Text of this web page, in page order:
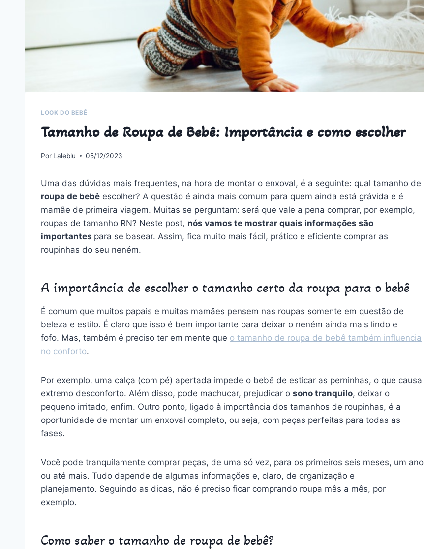
LOOK DO BEBÊ
Tamanho de Roupa de Bebê: Importância e como escolher
Por Laleblu 05/12/2023
Uma das dúvidas mais frequentes, na hora de montar o enxoval, é a seguinte: qual tamanho de
roupa de bebê escolher? A questão é ainda mais comum para quem ainda está grávida e é
mamãe de primeira viagem. Muitas se perguntam: será que vale a pena comprar, por exemplo,
roupas de tamanho RN? Neste post, nós vamos te mostrar quais informações são
importantes para se basear. Assim, fica muito mais fácil, prático e eficiente comprar as
roupinhas do seu neném.
A importância de escolher o tamanho certo da roupa para o bebê
É comum que muitos papais e muitas mamães pensem nas roupas somente em questão de
beleza e estilo. É claro que isso é bem importante para deixar o neném ainda mais lindo e
fofo. Mas, também é preciso ter em mente que o tamanho de roupa de bebê também influencia
no conforto.
Por exemplo, uma calça (com pé) apertada impede o bebê de esticar as perninhas, o que causa
extremo desconforto. Além disso, pode machucar, prejudicar o sono tranquilo, deixar o
pequeno irritado, enfim. Outro ponto, ligado à importância dos tamanhos de roupinhas, é a
oportunidade de montar um enxoval completo, ou seja, com peças perfeitas para todas as
fases.
Você pode tranquilamente comprar peças, de uma só vez, para os primeiros seis meses, um ano
ou até mais. Tudo depende de algumas informações e, claro, de organização e
planejamento. Seguindo as dicas, não é preciso ficar comprando roupa mês a mês, por
exemplo.
Como saber o tamanho de roupa de bebê?